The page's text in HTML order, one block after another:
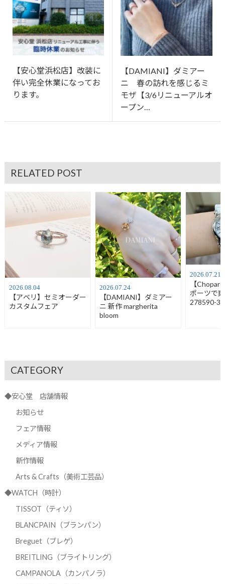
【安心堂浜松店】改装に
伴い完全休業になってお
ります。
【DAMIANI】ダミアー
ニ 春の訪れを感じるミ
モザ【3/6リニューアルオ
ープン…
RELATED POST
2026.08.04
【アベリ】セミオーダー
カスタムフェア
2026.07.24
【DAMIANI】ダミアー
ニ 新作 margherita
bloom
2026.07.21
【
ポーツで
278590-
CATEGORY
◆安心堂 店舗情報
お知らせ
フェア情報
メディア情報
新作情報
Arts & Crafts（美術工芸品）
◆WATCH（時計）
TISSOT（ティソ）
BLANCPAIN（ブランパン）
Breguet（ブレゲ）
BREITLING（ブライトリング）
CAMPANOLA（カンパノラ）